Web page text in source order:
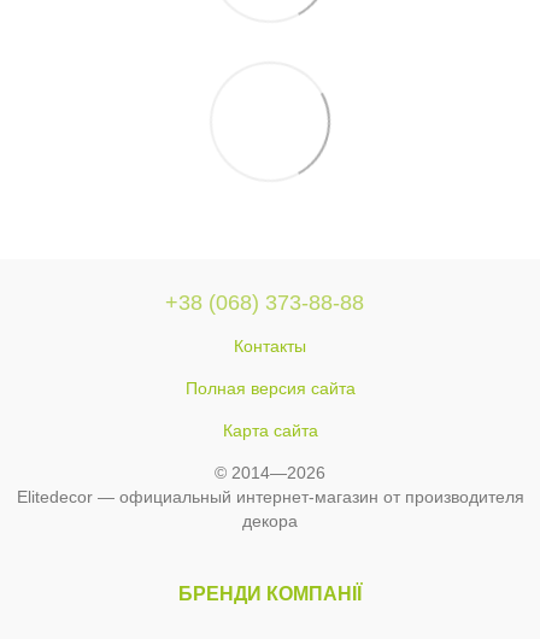
+38 (068) 373-88-88
Контакты
Полная версия сайта
Карта сайта
© 2014—2026
Elitedecor — официальный интернет-магазин от производителя
декора
БРЕНДИ КОМПАНІЇ